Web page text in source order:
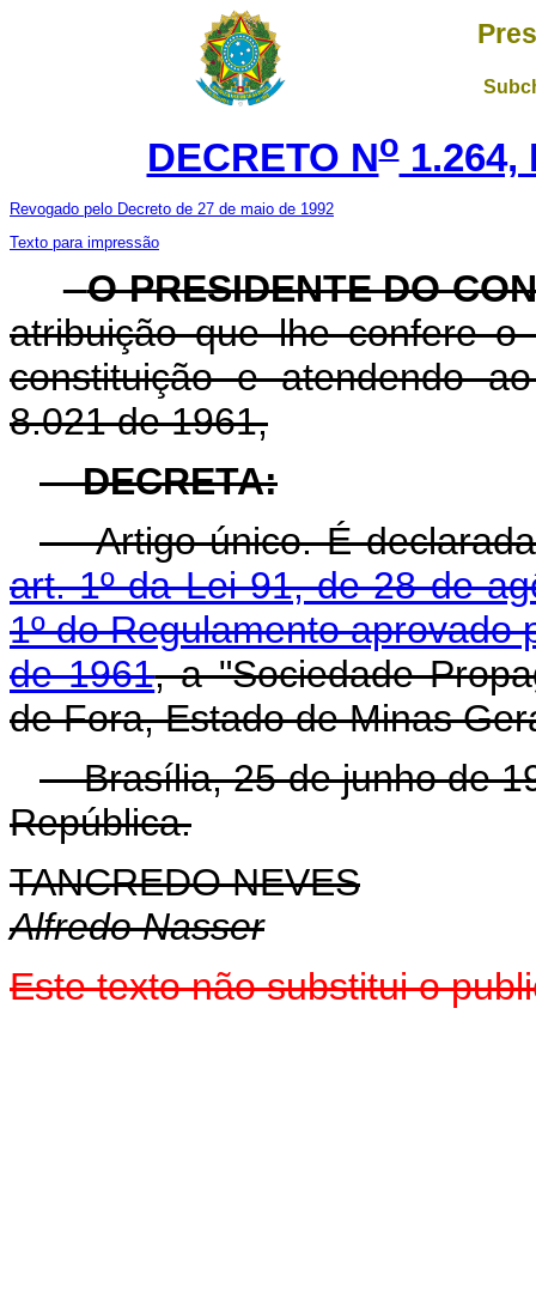
DECRETO No1.264,
Revogado pelo Decreto de 27 de maio de 1992
Texto para impressão
O PRESIDENTE DO
atribuição que lhe confere
constituição e atendendo
8.021 de 1961,
DECRETA:
Artigo único. É declarada
art. 1º da Lei 91, de 28 de
1º do Regulamento aprovado
de 1961, a "Sociedade
de Fora, Estado de Minas
Brasília, 25 de junho de
República.
TANCREDO NEVES
Alfredo Nasser
Este texto não substitui o